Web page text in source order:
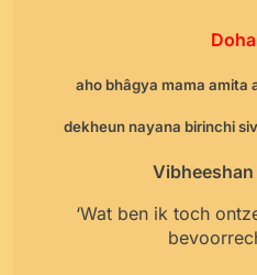
aho bhâgya mama amita
dekheun nayana birinchi
‘Wat ben ik toch